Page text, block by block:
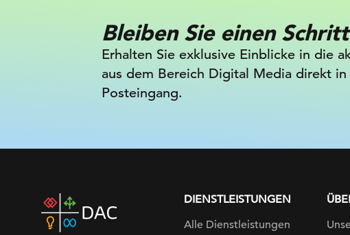
Bleiben Sie einen
Erhalten Sie exklusive Einblicke in die
aus dem Bereich Digital Media direkt in
Posteingang.
home
DIENSTLEISTUNGEN
Alle Dienstleistungen